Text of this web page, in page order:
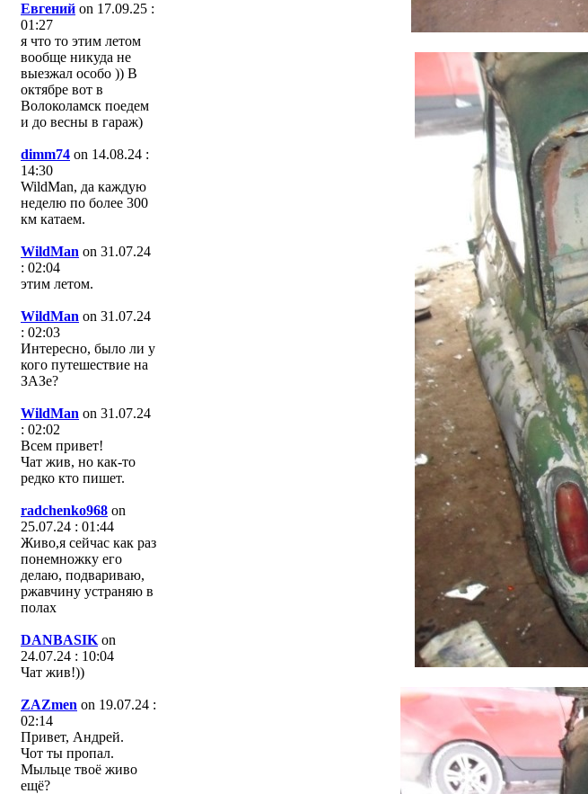
Евгений on 17.09.25 :
01:27
я что то этим летом
вообще никуда не
выезжал особо )) В
октябре вот в
Волоколамск поедем
и до весны в гараж)
dimm74 on 14.08.24 :
14:30
WildMan, да каждую
неделю по более 300
км катаем.
WildMan on 31.07.24
: 02:04
этим летом.
WildMan on 31.07.24
: 02:03
Интересно, было ли у
кого путешествие на
ЗАЗе?
WildMan on 31.07.24
: 02:02
Всем привет!
Чат жив, но как-то
редко кто пишет.
radchenko968 on
25.07.24 : 01:44
Живо,я сейчас как раз
понемножку его
делаю, подвариваю,
ржавчину устраняю в
полах
DANBASIK on
24.07.24 : 10:04
Чат жив!))
ZAZmen on 19.07.24 :
02:14
Привет, Андрей.
Чот ты пропал.
Мыльце твоё живо
ещё?